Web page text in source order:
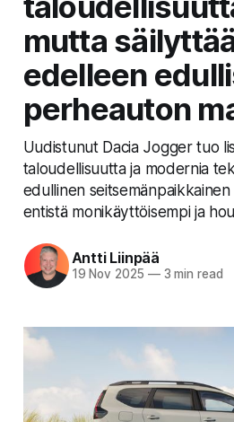
mutta
edelleen
perheauton
Uudistunut Dacia Jogger tuo
taloudellisuutta ja modernia
edullinen
entistä monikäyttöisempi ja
Antti Liinpää
19 Nov 2025 —3 min read